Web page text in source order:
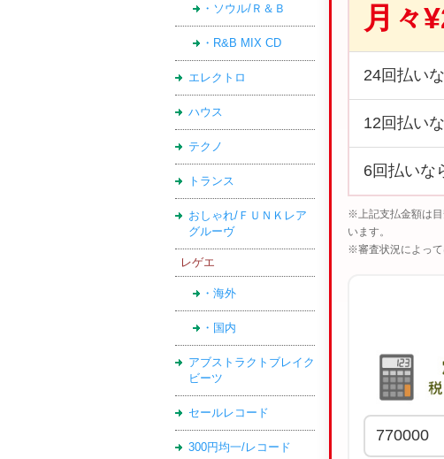
・ソウル/Ｒ＆Ｂ
・R&B MIX CD
エレクトロ
ハウス
テクノ
トランス
おしゃれ/ＦＵＮＫレア
グルーヴ
レゲエ
・海外
・国内
アブストラクトブレイク
ビーツ
セールレコード
300円均一/レコード
月々
24回払い
12回払い
6回払いな
※上記支払金額は目
います。
※審査状況によって